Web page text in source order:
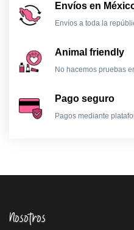
Envíos en
Envíos a toda la
Animal friendly
No hacemos pruebas
Pago seguro
Pagos mediante
Nosotros